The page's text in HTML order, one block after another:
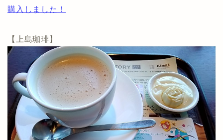
購入しました！
【上島珈琲】